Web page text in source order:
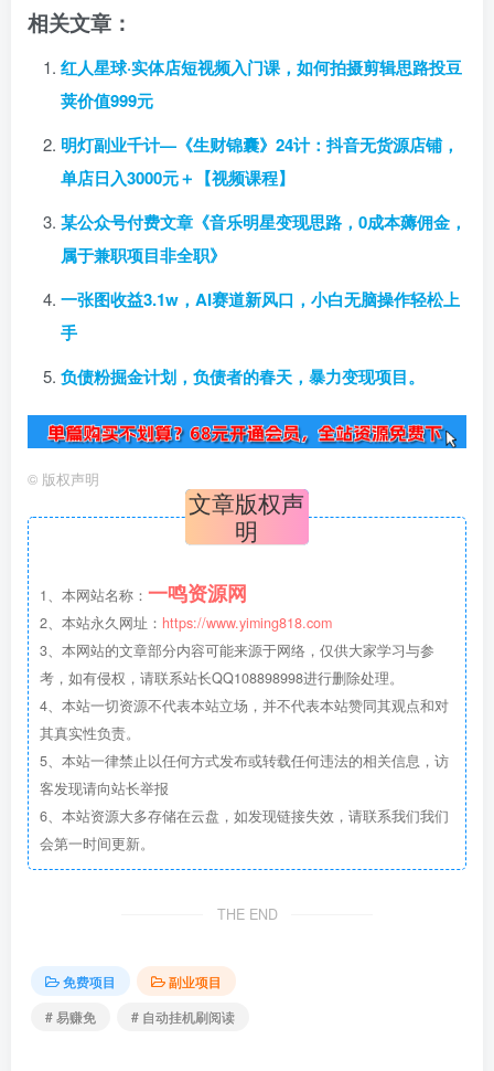
相关文章：
红人星球·实体店短视频入门课，如何拍摄剪辑思路投豆
荚价值999元
明灯副业千计—《生财锦囊》24计：抖音无货源店铺，
单店日入3000元＋【视频课程】
某公众号付费文章《音乐明星变现思路，0成本薅佣金，
属于兼职项目非全职》
一张图收益3.1w，AI赛道新风口，小白无脑操作轻松上
手
负债粉掘金计划，负债者的春天，暴力变现项目。
© 版权声明
文章版权声
明
1、本网站名称： 一鸣资源网
2、本站永久网址： https://www.yiming818.com
3、本网站的文章部分内容可能来源于网络，仅供大家学习与参
考，如有侵权，请联系站长QQ108898998进行删除处理。
4、本站一切资源不代表本站立场，并不代表本站赞同其观点和对
其真实性负责。
5、本站一律禁止以任何方式发布或转载任何违法的相关信息，访
客发现请向站长举报
6、本站资源大多存储在云盘，如发现链接失效，请联系我们我们
会第一时间更新。
THE END
免费项目
副业项目
# 易赚免
# 自动挂机刷阅读